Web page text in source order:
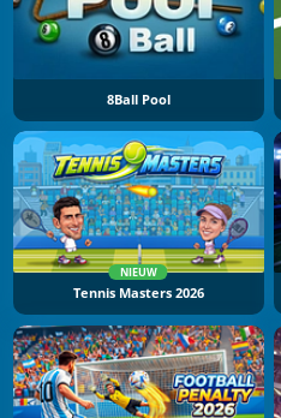
8Ball Pool
NIEUW
Tennis Masters 2026